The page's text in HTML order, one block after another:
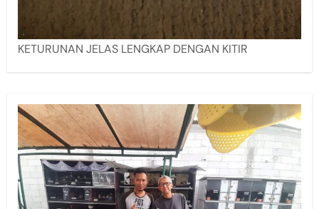
KETURUNAN JELAS LENGKAP DENGAN KITIR